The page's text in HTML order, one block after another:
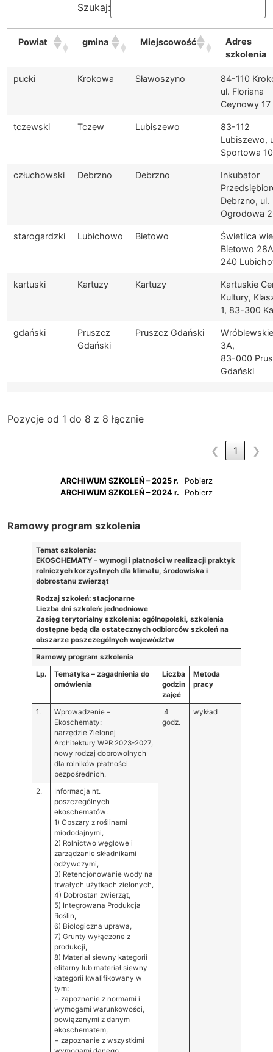
Szukaj:
Powiat gmina Miejscowość
Adres
szkolenia
pucki Krokowa Sławoszyno
84-110
ul. Floriana
Ceynowy 17
tczewski Tczew Lubiszewo
83-112
Lubiszewo,
Sportowa 10
człuchowski Debrzno Debrzno
Inkubator
Debrzno, ul.
Ogrodowa
starogardzki Lubichowo Bietowo
Świetlica
Bietowo
240
kartuski Kartuzy Kartuzy
Kartuskie
Kultury,
1, 83-300
gdański
Pruszcz
Gdański
Pruszcz Gdański
3A,
83-000
Gdański
Pozycje od 1 do 8 z 8 łącznie
❮ 1 ❯
ARCHIWUM SZKOLEŃ – 2025 r.
Pobierz
ARCHIWUM SZKOLEŃ – 2024 r.
Pobierz
Ramowy program szkolenia
Temat szkolenia:
EKOSCHEMATY – wymogi i płatności w realizacji praktyk
rolniczych korzystnych dla klimatu, środowiska i
dobrostanu zwierząt
Rodzaj szkoleń: stacjonarne
Liczba dni szkoleń: jednodniowe
Zasięg terytorialny szkolenia: ogólnopolski, szkolenia
dostępne będą dla ostatecznych odbiorców szkoleń na
obszarze poszczególnych województw
Ramowy program szkolenia
Lp.
Tematyka – zagadnienia do
omówienia
Liczba
godzin
zajęć
Metoda
pracy
1.
Wprowadzenie –
Ekoschematy:
narzędzie Zielonej
Architektury WPR 2023-2027,
nowy rodzaj dobrowolnych
dla rolników płatności
bezpośrednich.
4
godz.
wykład
2.
Informacja nt.
poszczególnych
ekoschematów:
1) Obszary z roślinami
miododajnymi,
2) Rolnictwo węglowe i
zarządzanie składnikami
odżywczymi,
3) Retencjonowanie wody na
trwałych użytkach zielonych,
4) Dobrostan zwierząt,
5) Integrowana Produkcja
Roślin,
6) Biologiczna uprawa,
7) Grunty wyłączone z
produkcji,
8) Materiał siewny kategorii
elitarny lub materiał siewny
kategorii kwalifikowany w
tym:
− zapoznanie z normami i
wymogami warunkowości,
powiązanymi z danym
ekoschematem,
− zapoznanie z wszystkimi